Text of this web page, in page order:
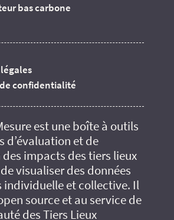
bas carbone
confidentialité
est une boîte à outils
d’évaluation et de
impacts des tiers lieux
visualiser des données
individuelle et collective. Il
source et au service de
des Tiers Lieux